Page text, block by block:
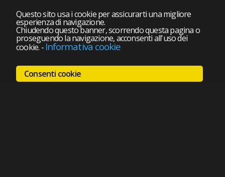
Questo sito usa i cookie per assicurarti una migliore
esperienza di navigazione.
Chiudendo questo banner, scorrendo questa pagina o
proseguendo la navigazione, acconsenti all'uso dei
cookie. - Informativa cookie
Consenti cookie